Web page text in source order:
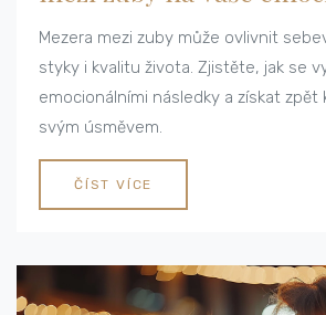
zdraví
Mezera mezi zuby může ovlivnit
styky i kvalitu života. Zjistěte, jak se
emocionálními následky a získat zpět
svým úsměvem.
ČÍST VÍCE